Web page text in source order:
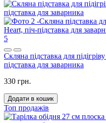
5
Скляна підставка для
підставка для заварника
330 грн.
Додати в кошик
Топ продажів